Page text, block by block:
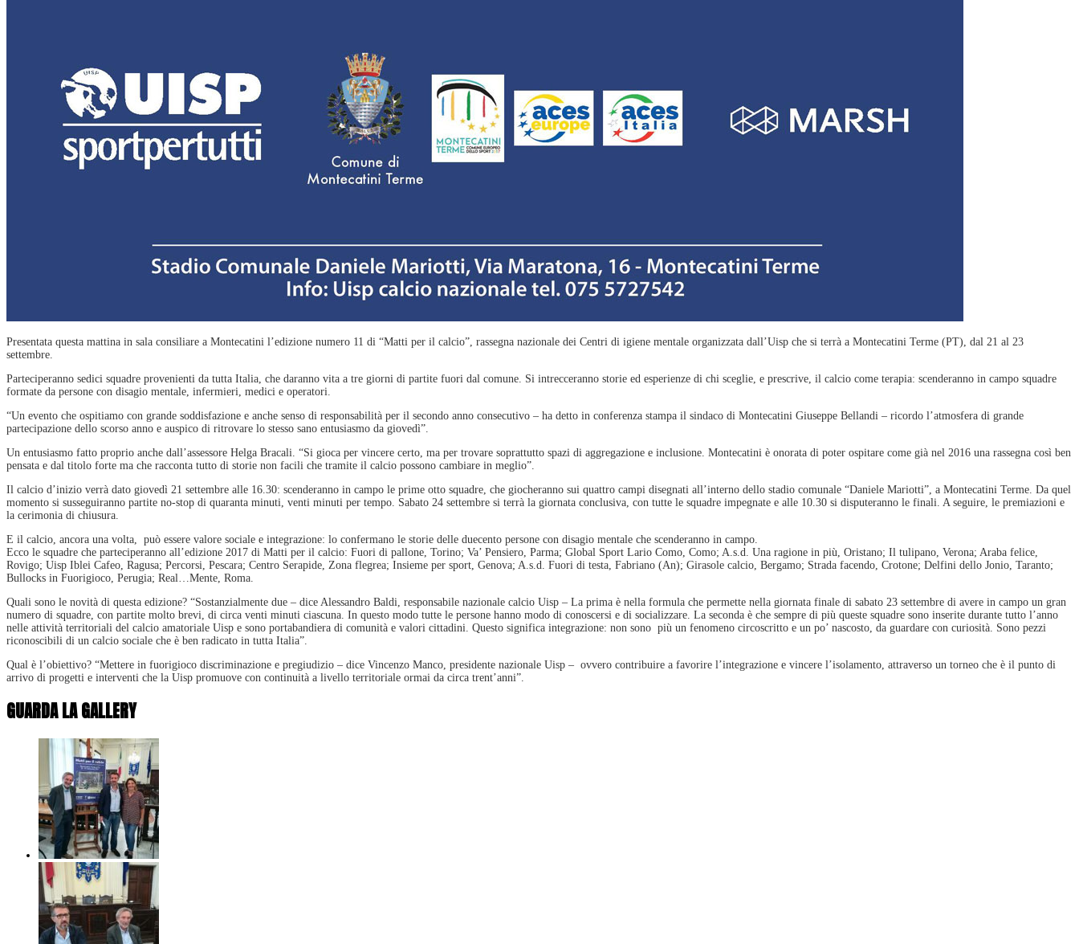
Presentata questa mattina in sala consiliare a Montecatini l’edizione numero 11 di “Matti per il calcio”, rassegna nazionale dei Centri di igiene mentale organizzata dall’Uisp che si terrà a Montecatini Terme (PT), dal 21 al 23
settembre.
Parteciperanno sedici squadre provenienti da tutta Italia, che daranno vita a tre giorni di partite fuori dal comune. Si intrecceranno storie ed esperienze di chi sceglie, e prescrive, il calcio come terapia: scenderanno in campo squadre
formate da persone con disagio mentale, infermieri, medici e operatori.
“Un evento che ospitiamo con grande soddisfazione e anche senso di responsabilità per il secondo anno consecutivo – ha detto in conferenza stampa il sindaco di Montecatini Giuseppe Bellandi – ricordo l’atmosfera di grande
partecipazione dello scorso anno e auspico di ritrovare lo stesso sano entusiasmo da giovedì”.
Un entusiasmo fatto proprio anche dall’assessore Helga Bracali. “Si gioca per vincere certo, ma per trovare soprattutto spazi di aggregazione e inclusione. Montecatini è onorata di poter ospitare come già nel 2016 una rassegna così ben
pensata e dal titolo forte ma che racconta tutto di storie non facili che tramite il calcio possono cambiare in meglio”.
Il calcio d’inizio verrà dato giovedì 21 settembre alle 16.30: scenderanno in campo le prime otto squadre, che giocheranno sui quattro campi disegnati all’interno dello stadio comunale “Daniele Mariotti”, a Montecatini Terme. Da quel
momento si susseguiranno partite no-stop di quaranta minuti, venti minuti per tempo. Sabato 24 settembre si terrà la giornata conclusiva, con tutte le squadre impegnate e alle 10.30 si disputeranno le finali. A seguire, le premiazioni e
la cerimonia di chiusura.
E il calcio, ancora una volta, può essere valore sociale e integrazione: lo confermano le storie delle duecento persone con disagio mentale che scenderanno in campo.
Ecco le squadre che parteciperanno all’edizione 2017 di Matti per il calcio: Fuori di pallone, Torino; Va’ Pensiero, Parma; Global Sport Lario Como, Como; A.s.d. Una ragione in più, Oristano; Il tulipano, Verona; Araba felice,
Rovigo; Uisp Iblei Cafeo, Ragusa; Percorsi, Pescara; Centro Serapide, Zona flegrea; Insieme per sport, Genova; A.s.d. Fuori di testa, Fabriano (An); Girasole calcio, Bergamo; Strada facendo, Crotone; Delfini dello Jonio, Taranto;
Bullocks in Fuorigioco, Perugia; Real…Mente, Roma.
Quali sono le novità di questa edizione? “Sostanzialmente due – dice Alessandro Baldi, responsabile nazionale calcio Uisp – La prima è nella formula che permette nella giornata finale di sabato 23 settembre di avere in campo un gran
numero di squadre, con partite molto brevi, di circa venti minuti ciascuna. In questo modo tutte le persone hanno modo di conoscersi e di socializzare. La seconda è che sempre di più queste squadre sono inserite durante tutto l’anno
nelle attività territoriali del calcio amatoriale Uisp e sono portabandiera di comunità e valori cittadini. Questo significa integrazione: non sono più un fenomeno circoscritto e un po’ nascosto, da guardare con curiosità. Sono pezzi
riconoscibili di un calcio sociale che è ben radicato in tutta Italia”.
Qual è l’obiettivo? “Mettere in fuorigioco discriminazione e pregiudizio – dice Vincenzo Manco, presidente nazionale Uisp – ovvero contribuire a favorire l’integrazione e vincere l’isolamento, attraverso un torneo che è il punto di
arrivo di progetti e interventi che la Uisp promuove con continuità a livello territoriale ormai da circa trent’anni”.
GUARDA LA GALLERY